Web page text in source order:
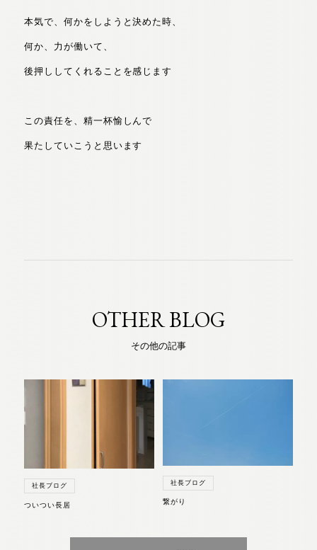
本気で、何かをしようと決めた時、
何か、力が働いて、
後押ししてくれることを感じます
この責任を、精一杯愉しんで
果たしていこうと思います
OTHER BLOG
その他の記事
社長ブログ
ついつい長居
社長ブログ
繋がり